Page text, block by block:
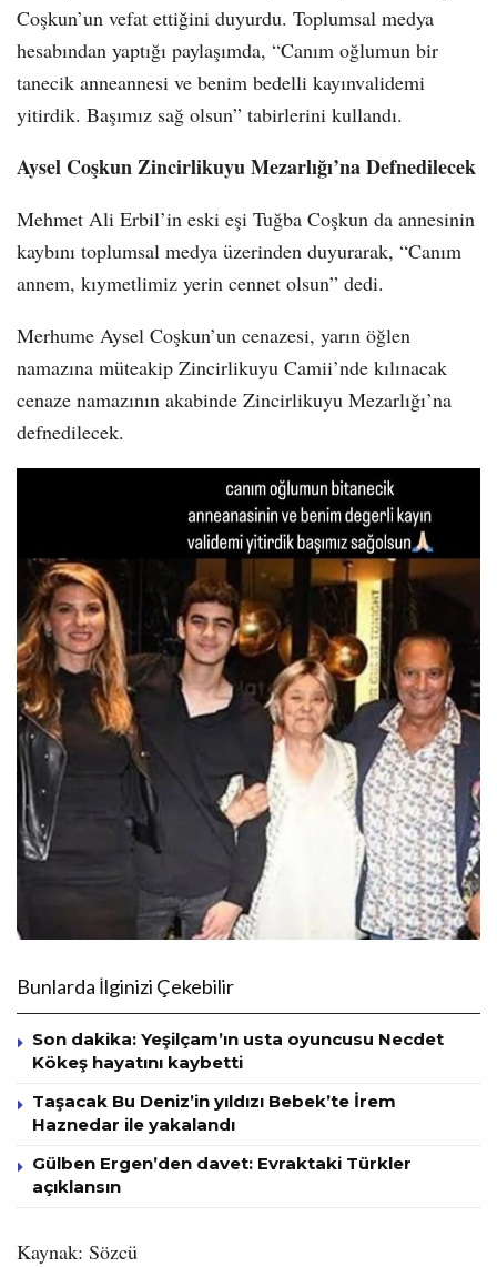
Coşkun’un vefat ettiğini duyurdu. Toplumsal medya
hesabından yaptığı paylaşımda, “Canım oğlumun bir
tanecik anneannesi ve benim bedelli kayınvalidemi
yitirdik. Başımız sağ olsun” tabirlerini kullandı.
Aysel Coşkun Zincirlikuyu Mezarlığı’na Defnedilecek
Mehmet Ali Erbil’in eski eşi Tuğba Coşkun da annesinin
kaybını toplumsal medya üzerinden duyurarak, “Canım
annem, kıymetlimiz yerin cennet olsun” dedi.
Merhume Aysel Coşkun’un cenazesi, yarın öğlen
namazına müteakip Zincirlikuyu Camii’nde kılınacak
cenaze namazının akabinde Zincirlikuyu Mezarlığı’na
defnedilecek.
Bunlarda İlginizi Çekebilir
Son dakika: Yeşilçam’ın usta oyuncusu Necdet
Kökeş hayatını kaybetti
Taşacak Bu Deniz’in yıldızı Bebek’te İrem
Haznedar ile yakalandı
Gülben Ergen’den davet: Evraktaki Türkler
açıklansın
Kaynak: Sözcü